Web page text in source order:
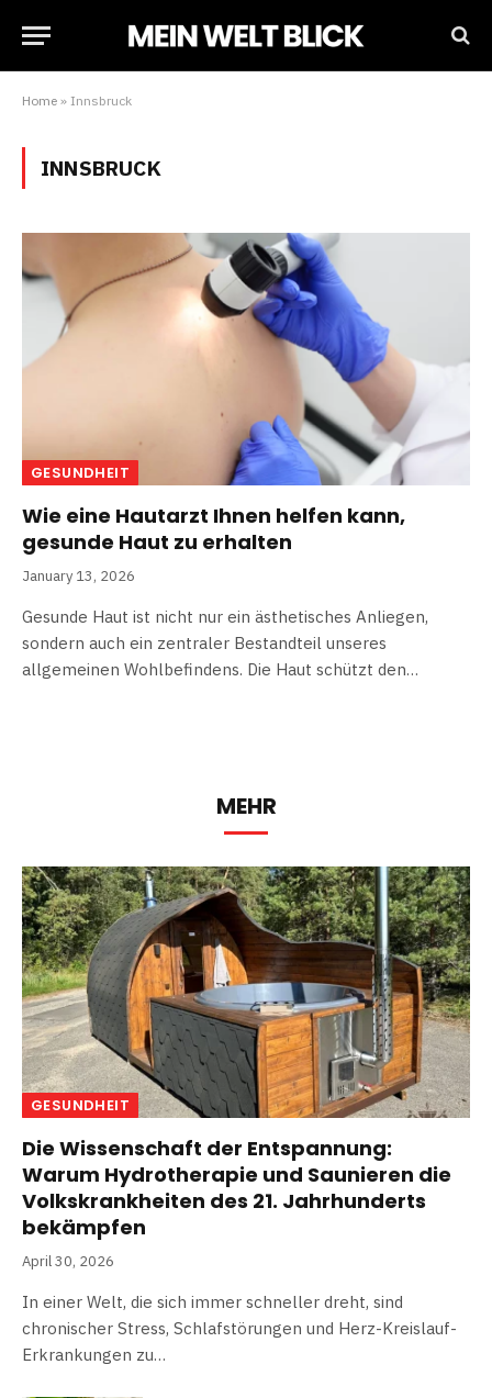
Home » Innsbruck
INNSBRUCK
GESUNDHEIT
Wie eine Hautarzt Ihnen helfen kann,
gesunde Haut zu erhalten
January 13, 2026
Gesunde Haut ist nicht nur ein ästhetisches Anliegen,
sondern auch ein zentraler Bestandteil unseres
allgemeinen Wohlbefindens. Die Haut schützt den…
MEHR
GESUNDHEIT
Die Wissenschaft der Entspannung:
Warum Hydrotherapie und Saunieren die
Volkskrankheiten des 21. Jahrhunderts
bekämpfen
April 30, 2026
In einer Welt, die sich immer schneller dreht, sind
chronischer Stress, Schlafstörungen und Herz-Kreislauf-
Erkrankungen zu…